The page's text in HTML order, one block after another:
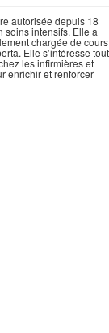
autorisée depuis 18
soins intensifs. Elle a
chargée de cours
Elle s’intéresse tout
les infirmières et
enrichir et renforcer